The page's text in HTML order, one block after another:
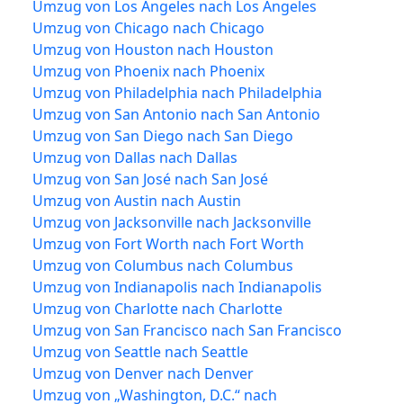
Umzug von Los Angeles nach Los Angeles
Umzug von Chicago nach Chicago
Umzug von Houston nach Houston
Umzug von Phoenix nach Phoenix
Umzug von Philadelphia nach Philadelphia
Umzug von San Antonio nach San Antonio
Umzug von San Diego nach San Diego
Umzug von Dallas nach Dallas
Umzug von San José nach San José
Umzug von Austin nach Austin
Umzug von Jacksonville nach Jacksonville
Umzug von Fort Worth nach Fort Worth
Umzug von Columbus nach Columbus
Umzug von Indianapolis nach Indianapolis
Umzug von Charlotte nach Charlotte
Umzug von San Francisco nach San Francisco
Umzug von Seattle nach Seattle
Umzug von Denver nach Denver
Umzug von „Washington, D.C.“ nach